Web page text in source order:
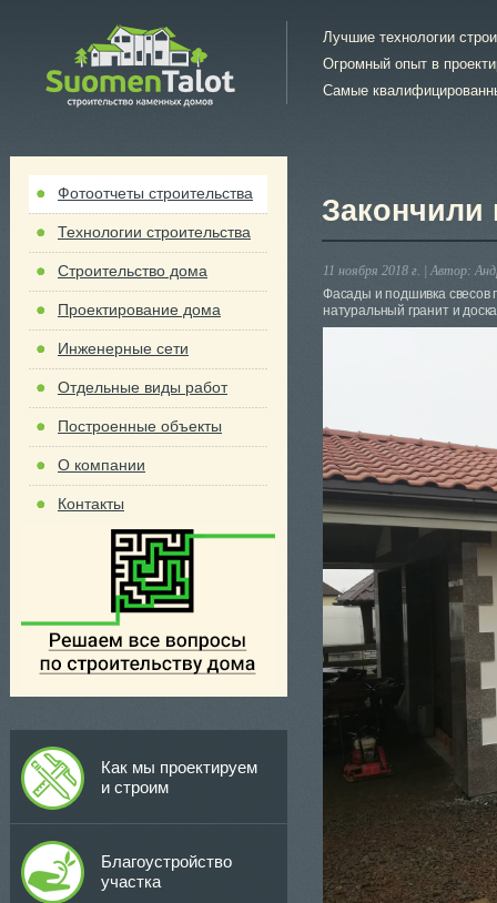
Лучшие технологии
Огромный опыт в
Самые
Фотоотчеты строительства
Технологии строительства
Строительство дома
Проектирование дома
Инженерные сети
Отдельные виды работ
Построенные объекты
О компании
Контакты
Как мы проектируем
и строим
Благоустройство
участка
Закончили
11 ноября 2018 г. | Автор:
Фасады и подшивка свесов
натуральный гранит и